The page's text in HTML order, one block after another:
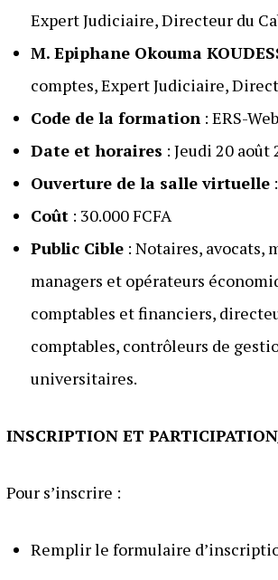
Expert Judiciaire, Directeur du
M. Epiphane Okouma
comptes, Expert Judiciaire,
Code de la formation : ERS-
Date et horaires : Jeudi 20 août
Ouverture de la salle virtuelle
Coût : 30.000 FCFA
Public Cible : Notaires, avocats,
managers et opérateurs
comptables et financiers,
comptables, contrôleurs de
universitaires.
INSCRIPTION ET
Pour s’inscrire :
Remplir le formulaire